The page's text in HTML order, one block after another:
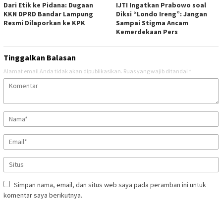
Dari Etik ke Pidana: Dugaan
KKN DPRD Bandar Lampung
Resmi Dilaporkan ke KPK
IJTI Ingatkan Prabowo soal
Diksi “Londo Ireng”: Jangan
Sampai Stigma Ancam
Kemerdekaan Pers
Tinggalkan Balasan
Alamat email Anda tidak akan dipublikasikan. Ruas yang wajib ditandai *
Simpan nama, email, dan situs web saya pada peramban ini untuk
komentar saya berikutnya.